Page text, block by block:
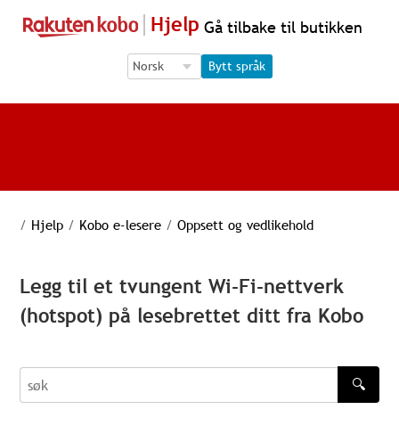
Hjelp Gå tilbake til butikken
Language Selection
Language Selection
Bytt språk
/ Hjelp / Kobo e-lesere / Oppsett og vedlikehold
Legg til et tvungent Wi-Fi-nettverk
(hotspot) på lesebrettet ditt fra Kobo
søk
🔍